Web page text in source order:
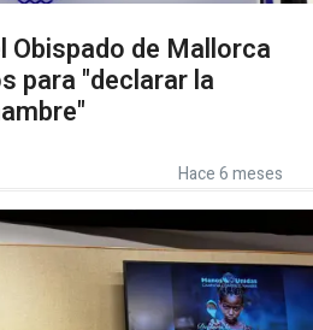
Obispado de Mallorca
para "declarar la
Hace 6 meses